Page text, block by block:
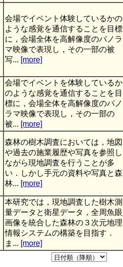
会場でイベント体験しているかの
ような感覚を通信することを目標
に，会場全体を高解像度のパノラ
マ映像で表現し，その一部の被
写... [more]
会場でイベントを体験しているか
のような感覚を通信することを目
標に，会場全体を高解像度のパノ
ラマ映像で表現し，その一部の
被... [more]
森林の樹木調査においては，地図
や過去の施業履歴や写真を参照し
ながら現地調査を行うことが多
い．しかし手元の資料や写真と森
林... [more]
本研究では，現地調査した樹木測
量データと衛星データ，全周魚眼
画像を統合した森林の３次元地理
情報システムの構築を目指す．
ま... [more]